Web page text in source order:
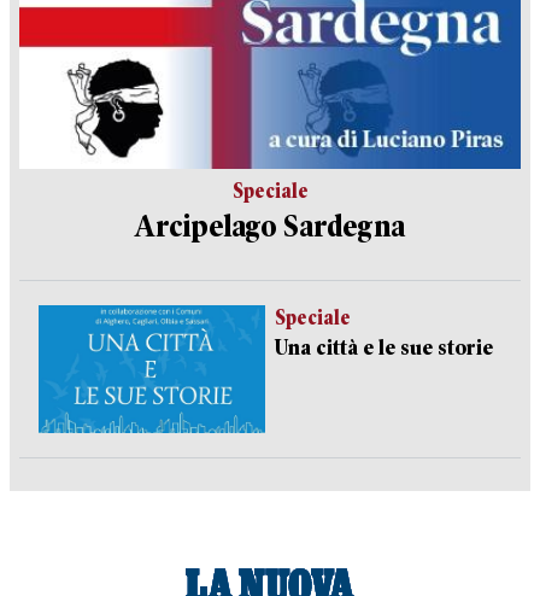
Speciale
Arcipelago Sardegna
Speciale
Una città e le sue storie